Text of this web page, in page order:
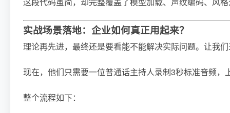
实战场景落地：企业如何真正用起来？
理论再先进，最终还是要看能不能解决实际问题。让我
现在，他们只需要一位普通话主持人录制3秒标准音频
整个流程如下：